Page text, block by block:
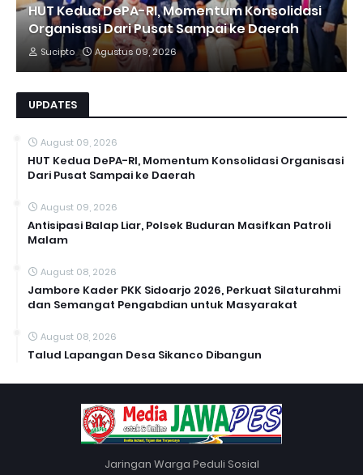
HUT Kedua DePA-RI, Momentum Konsolidasi
Organisasi Dari Pusat Sampai ke Daerah
Sucipto Agustus 09, 2026
UPDATES
August 09, 2026
HUT Kedua DePA-RI, Momentum Konsolidasi Organisasi
Dari Pusat Sampai ke Daerah
August 09, 2026
Antisipasi Balap Liar, Polsek Buduran Masifkan Patroli
Malam
August 08, 2026
Jambore Kader PKK Sidoarjo 2026, Perkuat Silaturahmi
dan Semangat Pengabdian untuk Masyarakat
August 08, 2026
Talud Lapangan Desa Sikanco Dibangun
Jaringan Warga Peduli Sosial